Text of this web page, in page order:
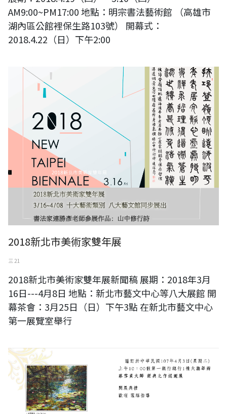
AM9:00~PM17:00 地點：明宗書法藝術館 （高雄市
湖內區公館裡保生路103號） 開幕式：
2018.4.22（日）下午2:00
2018新北市美術家雙年展
2018新北市美術家雙年展
三 21
2018新北市美術家雙年展新聞稿 展期：2018年3月
16日---4月8日 地點：新北市藝文中心等八大展館 開
幕茶會：3月25日（日）下午3點 在新北市藝文中心
第一展覽室舉行
蔡雪貞 大師之作經典巡迴展